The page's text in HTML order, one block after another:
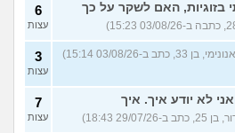
בזוגיות, האם לשקר על כך
6
עצות
בן 33, כתב ב-03/08/26 15:14) 3
עצות
לא יודע איך. איך
כתב ב-29/07/26 18:43)
7
עצות